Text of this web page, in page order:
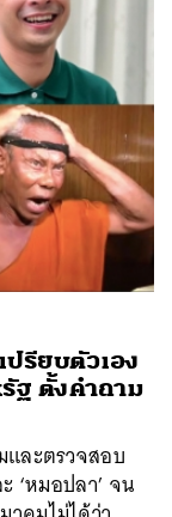
รียบตัวเอง
ฐ ตั้งคำถาม
และตรวจสอบ
‘หมอปลา’ จน